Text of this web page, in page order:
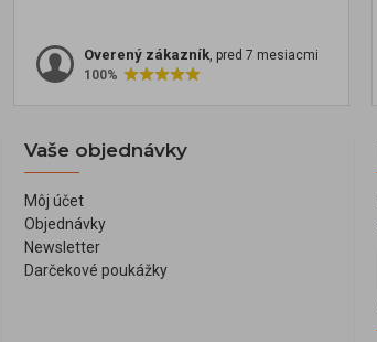
Overený zákazník, pred 7 mesiacmi
100%
Vaše objednávky
Môj účet
Objednávky
Newsletter
Darčekové poukážky